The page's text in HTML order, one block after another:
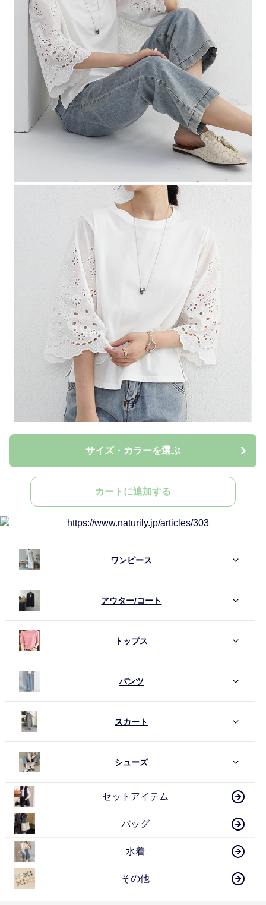
サイズ・カラーを選ぶ
カートに追加する
ワンピース
アウター/コート
トップス
パンツ
スカート
シューズ
セットアイテム
バッグ
水着
その他